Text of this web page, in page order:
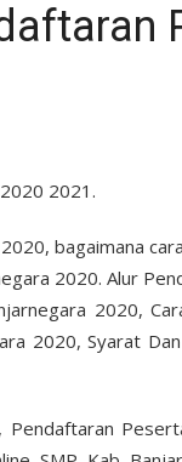
2021.
bagaimana
2020. Alur
2020,
2020, Syarat